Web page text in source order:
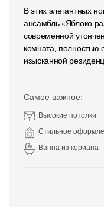
В этих элегантных
ансамбль «Яблоко
современной
комната,
изысканной
Самое важное:
Высокие потолки
Стильное
Ванна из кориана